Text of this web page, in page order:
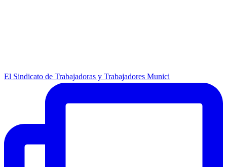
El Sindicato de Trabajadoras y Trabajadores Munici